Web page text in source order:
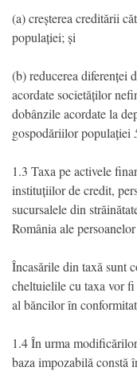
(a) creșterea creditării
populației; și
(b) reducerea diferenței
acordate societăților
dobânzile acordate la
gospodăriilor populației
1.3 Taxa pe activele
instituțiilor de credit,
sucursalele din
România ale
Încasările din taxă sunt
cheltuielile cu taxa vor
al băncilor în
1.4 În urma
baza impozabilă constă